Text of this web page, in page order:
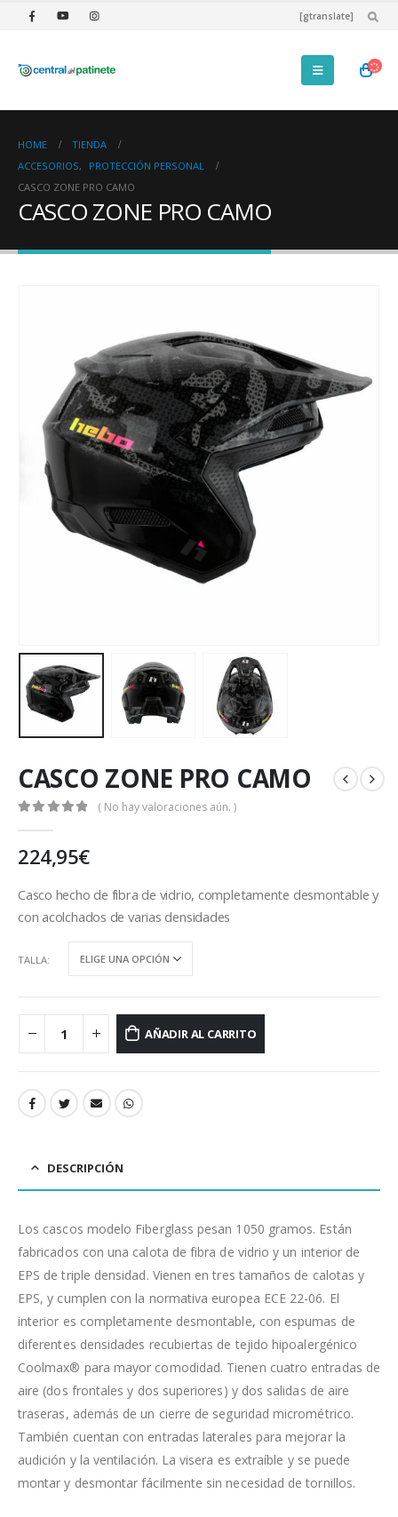
[gtranslate]
HOME
TIENDA
ACCESORIOS,
PROTECCIÓN PERSONAL
CASCO ZONE PRO CAMO
CASCO ZONE PRO CAMO
CASCO ZONE PRO CAMO
( No hay valoraciones aún. )
224,95€
Casco hecho de fibra de vidrio, completamente desmontable y
con acolchados de varias densidades
TALLA
AÑADIR AL CARRITO
DESCRIPCIÓN
Los cascos modelo Fiberglass pesan 1050 gramos. Están
fabricados con una calota de fibra de vidrio y un interior de
EPS de triple densidad. Vienen en tres tamaños de calotas y
EPS, y cumplen con la normativa europea ECE 22-06. El
interior es completamente desmontable, con espumas de
diferentes densidades recubiertas de tejido hipoalergénico
Coolmax® para mayor comodidad. Tienen cuatro entradas de
aire (dos frontales y dos superiores) y dos salidas de aire
traseras, además de un cierre de seguridad micrométrico.
También cuentan con entradas laterales para mejorar la
audición y la ventilación. La visera es extraíble y se puede
montar y desmontar fácilmente sin necesidad de tornillos.